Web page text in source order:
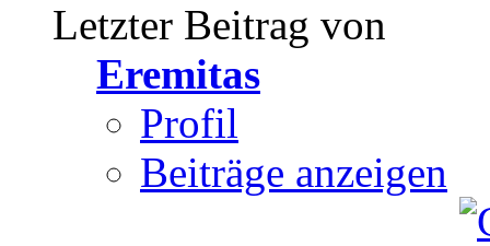
Letzter Beitrag von
Eremitas
Profil
Beiträge anzeigen